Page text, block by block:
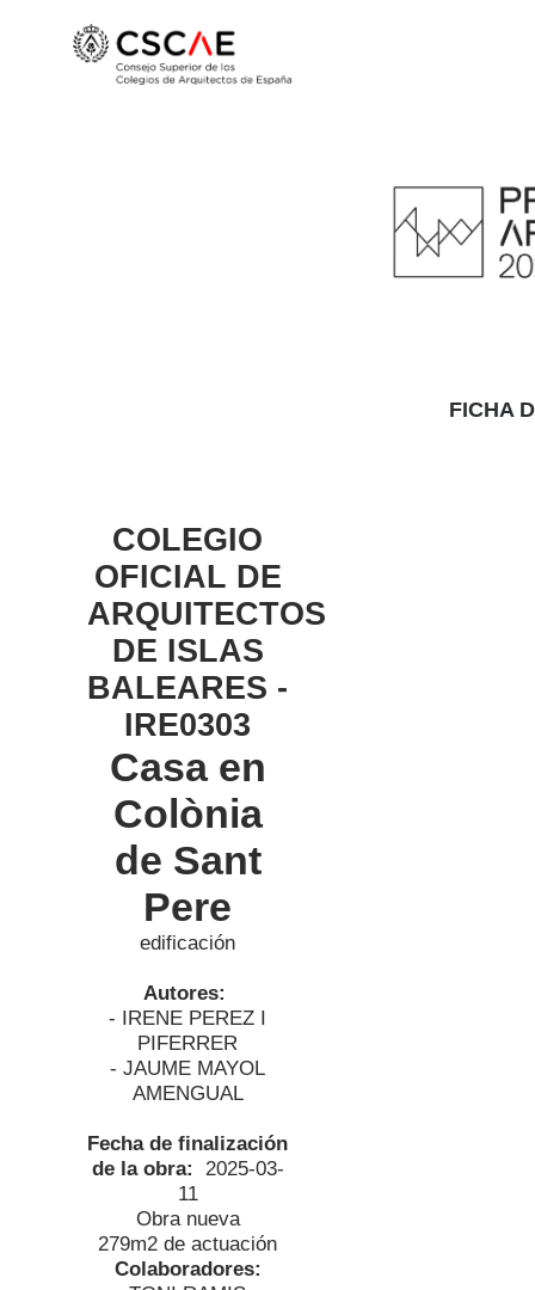
FICHA
COLEGIO
OFICIAL DE
ARQUITECTOS
DE ISLAS
BALEARES -
IRE0303
Casa en
Colònia
de Sant
Pere
edificación
Autores:
- IRENE PEREZ I
PIFERRER
- JAUME MAYOL
AMENGUAL
Fecha de finalización
de la obra: 2025-03-
11
Obra nueva
279m2 de actuación
Colaboradores: